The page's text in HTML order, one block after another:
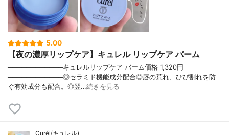
5.00
【夜の濃厚リップケア】キュレル リップケア バーム
────────────キュレルリップケア バーム価格 1,320円
────────────◎セラミド機能成分配合◎唇の荒れ、ひび割れを防
ぐ有効成分も配合。◎翌…続きを見る
Curél(キュレル)